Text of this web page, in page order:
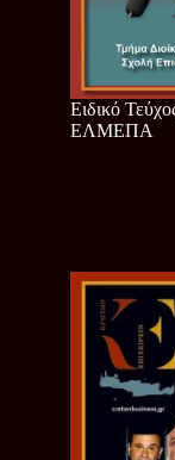
Ειδικό
ΕΛΜΕΠΑ